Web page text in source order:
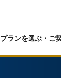
プランを選ぶ・ご